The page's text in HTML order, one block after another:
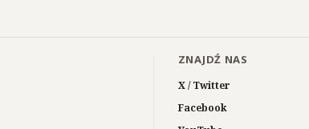
ZNAJDŹ NAS
X / Twitter
Facebook